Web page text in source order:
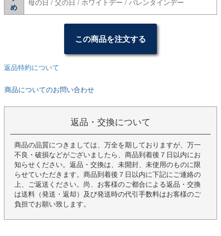
め
この商品を注文する
返品特約について
商品についてのお問い合わせ
返品・交換について
商品の品質につきましては、万全を期しておりますが、万一
不良・破損などがございましたら、商品到着後７日以内にお
知らせください。返品・交換は、未開封、未使用のものに限
らせていただきます。商品到着後７日以内に下記にご連絡の
上、ご返送ください。尚、お客様のご都合による返品・交換
は送料（発送・返却）及び発送時の代引手数料はお客様のご
負担でお願い致します。